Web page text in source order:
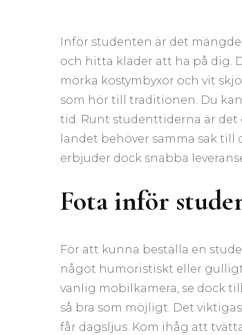
Inför studenten är det
och hitta kläder att ha på dig.
mörka kostymbyxor och vit
som hör till traditionen. Du
tid. Runt studenttiderna är det
landet behöver samma sak till
erbjuder dock snabba
Fota inför
För att kunna beställa en
något humoristiskt eller
vanlig mobilkamera, se dock
så bra som möjligt. Det
får dagsljus. Kom ihåg att